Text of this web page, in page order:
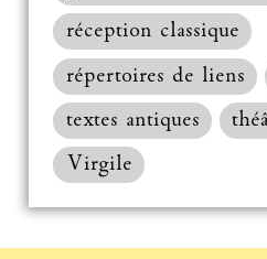
réception classique
répertoires de liens
textes antiques
Virgile